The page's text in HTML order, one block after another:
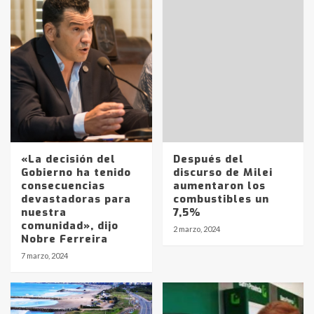
«La decisión del
Gobierno ha tenido
consecuencias
devastadoras para
nuestra
comunidad», dijo
Nobre Ferreira
7 marzo, 2024
Después del
discurso de Milei
aumentaron los
combustibles un
7,5%
2 marzo, 2024
3
en la mañana del lunes